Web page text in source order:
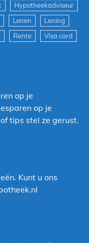
Hypotheekadviseur
Lenen
Lening
Rente Visa card
op je
op je
tips stel ze gerust.
Kunt u ons